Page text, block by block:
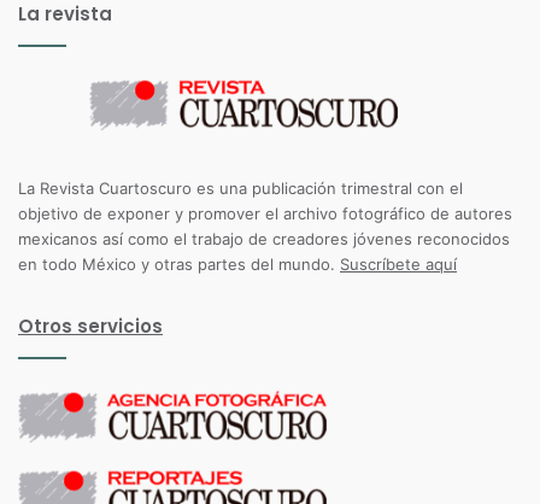
La revista
La Revista Cuartoscuro es una publicación trimestral con el
objetivo de exponer y promover el archivo fotográfico de autores
mexicanos así como el trabajo de creadores jóvenes reconocidos
en todo México y otras partes del mundo. Suscríbete aquí
Otros servicios